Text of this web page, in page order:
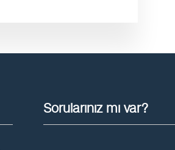
Sorularınız mı var?